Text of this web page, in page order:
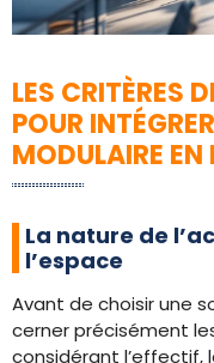
LES CRITÈRES
POUR
MODULAIRE EN
La nature de
l’espace
Avant de choisir une
cerner précisément
considérant l’effectif,